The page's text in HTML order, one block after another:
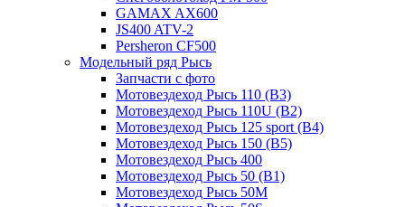
GAMAX AX600
JS400 ATV-2
Persheron CF500
Модельный ряд Рысь
Запчасти с фото
Мотовездеход Рысь 110 (B3)
Мотовездеход Рысь 110U (B2)
Мотовездеход Рысь 125 sport (B4)
Мотовездеход Рысь 150 (B5)
Мотовездеход Рысь 400
Мотовездеход Рысь 50 (B1)
Мотовездеход Рысь 50M